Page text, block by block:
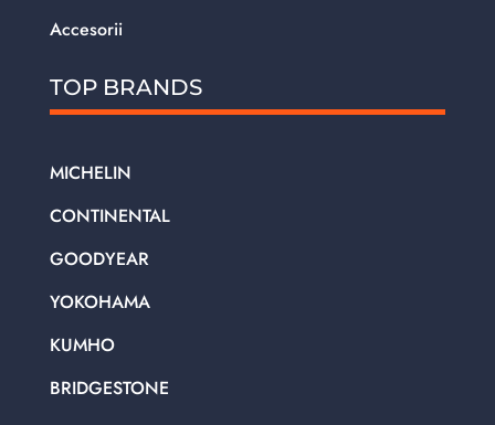
Accesorii
TOP BRANDS
MICHELIN
CONTINENTAL
GOODYEAR
YOKOHAMA
KUMHO
BRIDGESTONE